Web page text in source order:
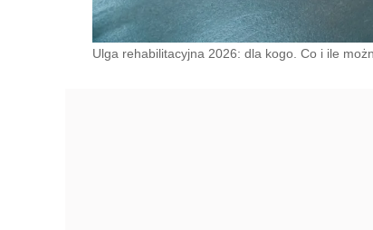
Ulga rehabilitacyjna 2026: dla kogo. Co i ile